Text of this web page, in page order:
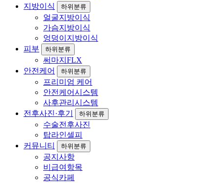
지방이식
하위분류
얼굴지방이식
가슴지방이식
엉덩이지방이식
피부
하위분류
써마지FLX
안전케어
하위분류
프리미엄 케어
안전케어시스템
사후관리시스템
전후사진·후기
하위분류
수술전후사진
탑라인셀피
커뮤니티
하위분류
공지사항
비급여항목
공식카페